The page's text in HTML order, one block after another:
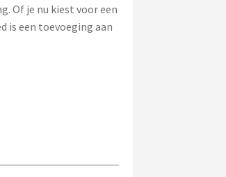
Of je nu kiest voor een
is een toevoeging aan